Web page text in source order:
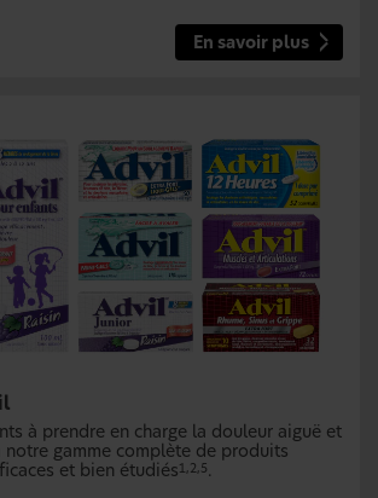
En savoir plus
à prendre en charge la douleur aiguë et
notre gamme complète de produits
et bien étudiés 1,2,5 .